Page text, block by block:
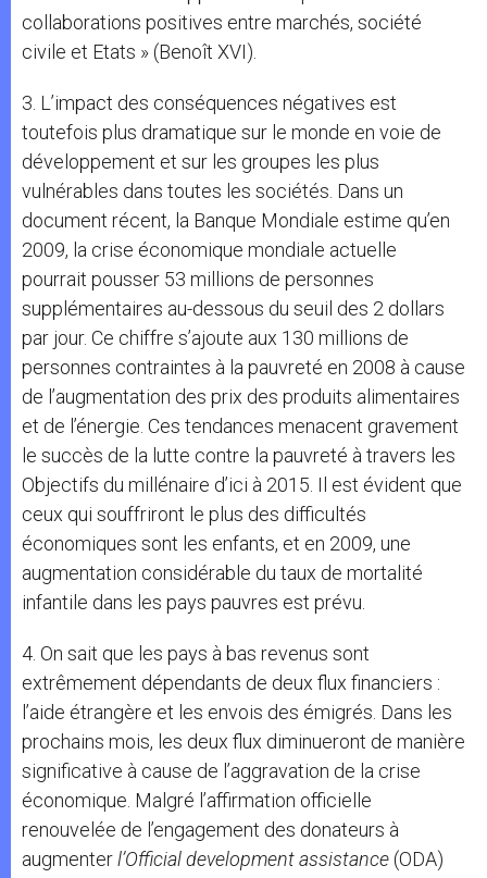
collaborations positives entre marchés, société
civile et Etats » (Benoît XVI).
3. L’impact des conséquences négatives est
toutefois plus dramatique sur le monde en voie de
développement et sur les groupes les plus
vulnérables dans toutes les sociétés. Dans un
document récent, la Banque Mondiale estime qu’en
2009, la crise économique mondiale actuelle
pourrait pousser 53 millions de personnes
supplémentaires au-dessous du seuil des 2 dollars
par jour. Ce chiffre s’ajoute aux 130 millions de
personnes contraintes à la pauvreté en 2008 à cause
de l’augmentation des prix des produits alimentaires
et de l’énergie. Ces tendances menacent gravement
le succès de la lutte contre la pauvreté à travers les
Objectifs du millénaire d’ici à 2015. Il est évident que
ceux qui souffriront le plus des difficultés
économiques sont les enfants, et en 2009, une
augmentation considérable du taux de mortalité
infantile dans les pays pauvres est prévu.
4. On sait que les pays à bas revenus sont
extrêmement dépendants de deux flux financiers :
l’aide étrangère et les envois des émigrés. Dans les
prochains mois, les deux flux diminueront de manière
significative à cause de l’aggravation de la crise
économique. Malgré l’affirmation officielle
renouvelée de l’engagement des donateurs à
augmenterl’Official development assistance (ODA)